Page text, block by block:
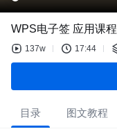
WPS电子签 应用课程
137w 17:44
目录 图文教程